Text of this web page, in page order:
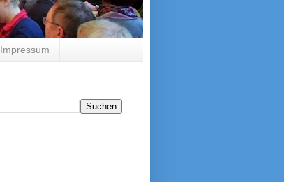
Impressum